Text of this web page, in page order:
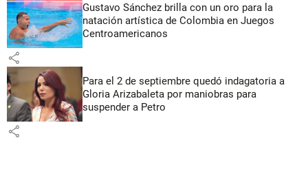
Gustavo Sánchez brilla con un oro para la
natación artística de Colombia en Juegos
Centroamericanos
share
Para el 2 de septiembre quedó indagatoria a
Gloria Arizabaleta por maniobras para
suspender a Petro
share